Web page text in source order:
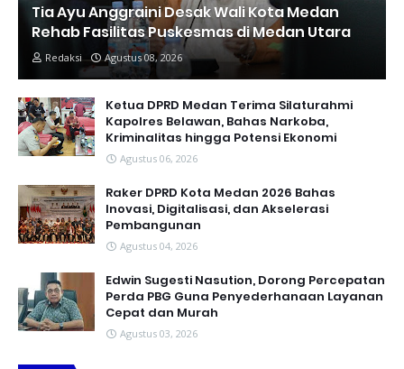
Tia Ayu Anggraini Desak Wali Kota Medan
Rehab Fasilitas Puskesmas di Medan Utara
Redaksi Agustus 08, 2026
Ketua DPRD Medan Terima Silaturahmi
Kapolres Belawan, Bahas Narkoba,
Kriminalitas hingga Potensi Ekonomi
Agustus 06, 2026
Raker DPRD Kota Medan 2026 Bahas
Inovasi, Digitalisasi, dan Akselerasi
Pembangunan
Agustus 04, 2026
Edwin Sugesti Nasution, Dorong Percepatan
Perda PBG Guna Penyederhanaan Layanan
Cepat dan Murah
Agustus 03, 2026